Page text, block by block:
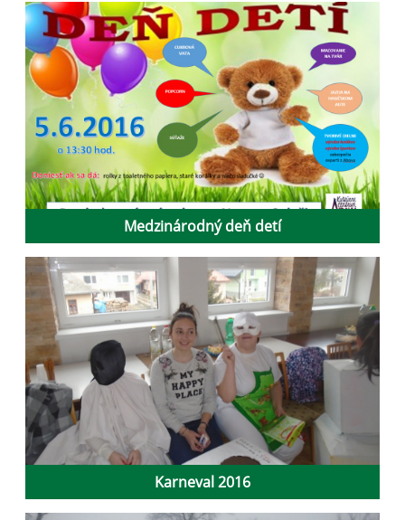
Medzinárodný deň detí
Karneval 2016